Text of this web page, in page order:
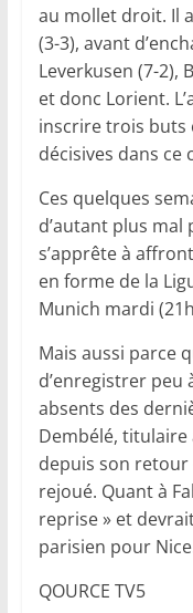
au mollet droit. Il
(3-3), avant
Leverkusen (7-2),
et donc Lorient.
inscrire trois buts
décisives dans ce
Ces quelques
d’autant plus mal
s’apprête à
en forme de la
Munich mardi
Mais aussi parce
d’enregistrer
absents des
Dembélé,
depuis son retour
rejoué. Quant à
reprise » et
parisien pour
QOURCE TV5